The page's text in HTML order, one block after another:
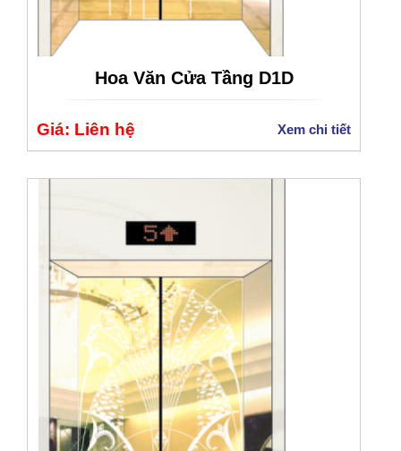
Hoa Văn Cửa Tầng D1D
Giá: Liên hệ Xem chi tiết